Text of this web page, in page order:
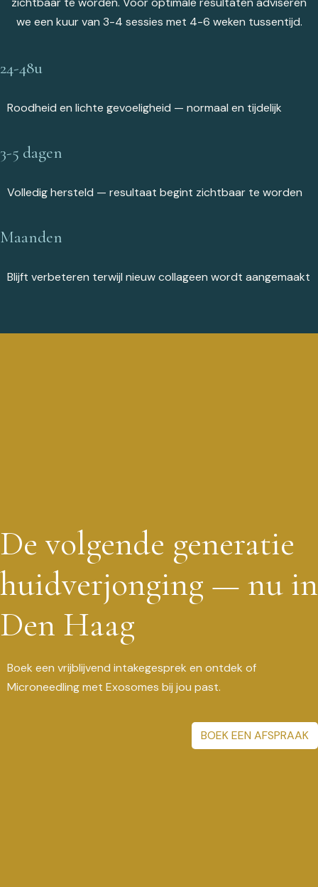
we een kuur van 3-4 sessies met 4-6 weken tussentijd.
24-48u
Roodheid en lichte gevoeligheid — normaal en tijdelijk
3-5 dagen
Volledig hersteld — resultaat begint zichtbaar te worden
Maanden
Blijft verbeteren terwijl nieuw collageen wordt aangemaakt
De volgende generatie
huidverjonging — nu in
Den Haag
Boek een vrijblijvend intakegesprek en ontdek of
Microneedling met Exosomes bij jou past.
BOEK EEN AFSPRAAK